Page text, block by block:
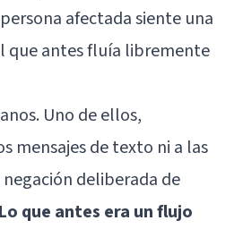
afectada siente una
que antes fluía libremente
Uno de ellos,
mensajes de texto ni a las
deliberada de
Lo que antes era un flujo